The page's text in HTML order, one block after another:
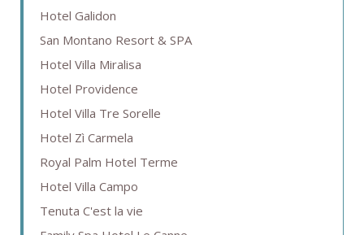
Hotel Galidon
San Montano Resort & SPA
Hotel Villa Miralisa
Hotel Providence
Hotel Villa Tre Sorelle
Hotel Zì Carmela
Royal Palm Hotel Terme
Hotel Villa Campo
Tenuta C'est la vie